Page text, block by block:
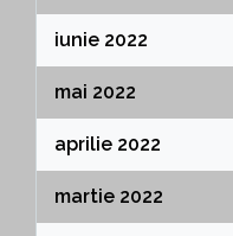
iunie 2022
mai 2022
aprilie 2022
martie 2022